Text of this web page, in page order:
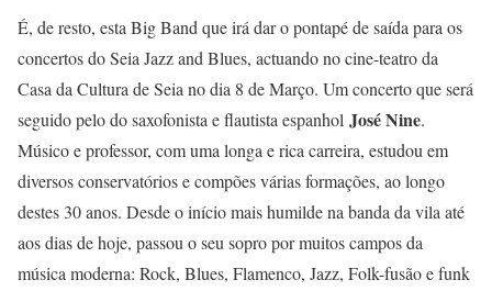
É, de resto, esta Big Band que irá dar o pontapé de saída para os
concertos do Seia Jazz and Blues, actuando no cine-teatro da
Casa da Cultura de Seia no dia 8 de Março. Um concerto que será
seguido pelo do saxofonista e flautista espanhol José Nine.
Músico e professor, com uma longa e rica carreira, estudou em
diversos conservatórios e compões várias formações, ao longo
destes 30 anos. Desde o início mais humilde na banda da vila até
aos dias de hoje, passou o seu sopro por muitos campos da
música moderna: Rock, Blues, Flamenco, Jazz, Folk-fusão e funk